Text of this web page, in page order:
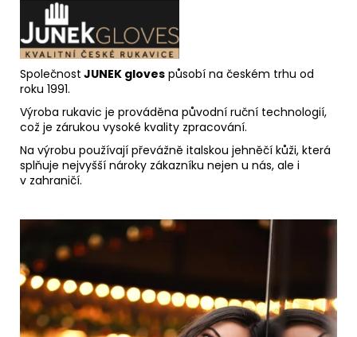
Společnost JUNEK gloves působí na českém trhu od
roku 1991.
Výroba rukavic je prováděna původní ruční technologií,
což je zárukou vysoké kvality zpracování.
Na výrobu používají převážně italskou jehněčí kůži, která
splňuje nejvyšší nároky zákazníku nejen u nás, ale i
v zahraničí.